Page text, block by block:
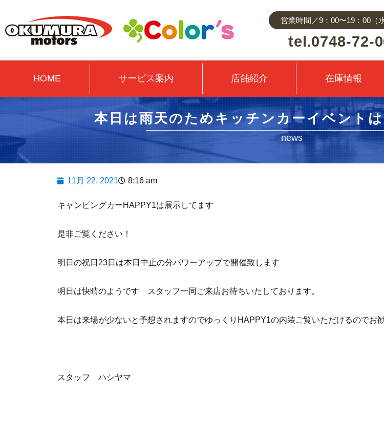
営業時間／9：00〜19：00（
tel.0748-72-
HOME サービス案内 店舗紹介 在庫情報
本日は雨天のためキッチンカーイベント
news
11月 22, 2021 8:16 am
キャンピングカーHAPPY1は展示してます
是非ご覧ください！
明日の祝日23日は本日中止の分パワーアップで開催致します
明日は快晴のようです スタッフ一同ご来店お待ちいたしております。
本日は来場が少ないと予想されますのでゆっくりHAPPY1の内装ご覧いただけるのでお勧
スタッフ ハシヤマ